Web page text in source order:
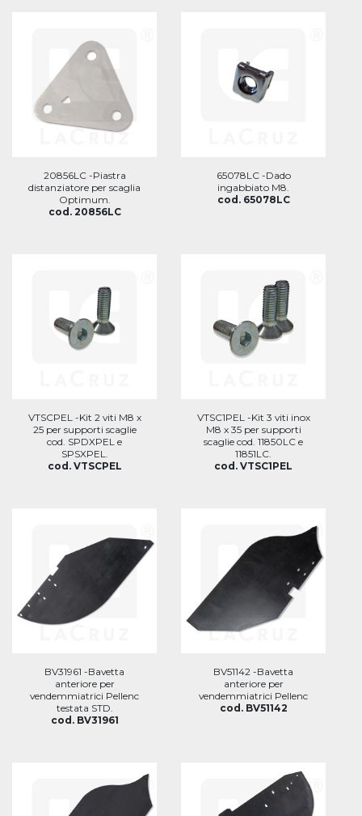
20856LC -Piastra
distanziatore per scaglia
Optimum.
cod. 20856LC
65078LC -Dado
ingabbiato M8.
cod. 65078LC
VTSCPEL -Kit 2 viti M8 x
25 per supporti scaglie
cod. SPDXPEL e
SPSXPEL.
cod. VTSCPEL
VTSC1PEL -Kit 3 viti inox
M8 x 35 per supporti
scaglie cod. 11850LC e
11851LC.
cod. VTSC1PEL
BV31961 -Bavetta
anteriore per
vendemmiatrici Pellenc
testata STD.
cod. BV31961
BV51142 -Bavetta
anteriore per
vendemmiatrici Pellenc
cod. BV51142